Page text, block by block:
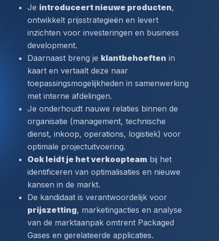
Je introduceert nieuwe producten,
ontwikkelt prijsstrategieën en levert
inzichten voor investeringen en business
development.
Daarnaast breng je klantbehoeften in
kaart en vertaalt deze naar
toepassingsmogelijkheden in samenwerking
met interne afdelingen.
Je onderhoudt nauwe relaties binnen de
organisatie (management, technische
dienst, inkoop, operations, logistiek) voor
optimale projectuitvoering.
Ook leidt je het verkoopteam bij het
identificeren van optimalisaties en nieuwe
kansen in de markt.
prijszetting, marketingacties en analyse
van de marktaanpak omtrent Packaged
Gases en gerelateerde applicaties.